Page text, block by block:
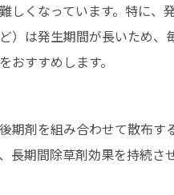
しくなっています。特に
）は発生期間が長いため
おすすめします。
期剤を組み合わせて散布
長期間除草剤効果を持続さ